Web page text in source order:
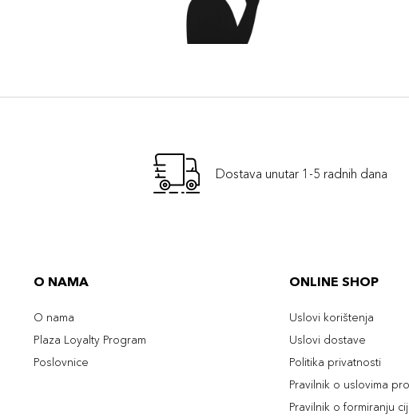
Dostava unutar 1-5 radnih dana
O NAMA
O nama
Plaza Loyalty Program
Poslovnice
ONLINE SHOP
Uslovi korištenja
Uslovi dostave
Politika privatnosti
Pravilnik o uslovima
Pravilnik o formiranju